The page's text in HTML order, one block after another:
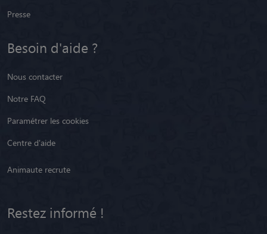
Presse
Besoin d'aide ?
Nous contacter
Notre FAQ
Paramétrer les cookies
Centre d'aide
Animaute recrute
Restez informé !